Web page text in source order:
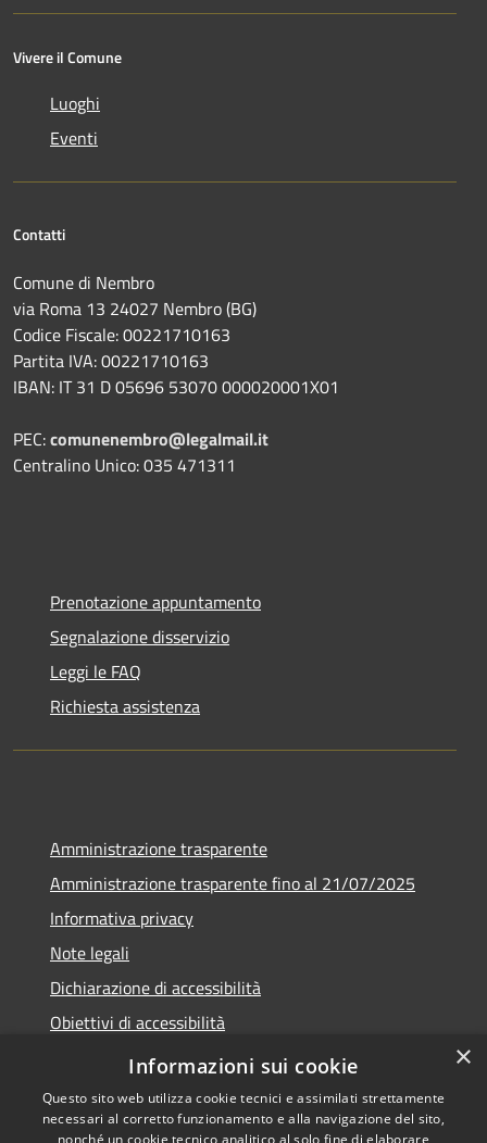
Vivere il Comune
Luoghi
Eventi
Contatti
Comune di Nembro
via Roma 13 24027 Nembro (BG)
Codice Fiscale: 00221710163
Partita IVA: 00221710163
IBAN: IT 31 D 05696 53070 000020001X01
PEC:comunenembro@legalmail.it
Centralino Unico: 035 471311
Prenotazione appuntamento
Segnalazione disservizio
Leggi le FAQ
Richiesta assistenza
Amministrazione trasparente
Amministrazione trasparente fino al 21/07/2025
Informativa privacy
Note legali
Dichiarazione di accessibilità
Obiettivi di accessibilità
Piano di miglioramento
×
Informazioni sui cookie
Questo sito web utilizza cookie tecnici e assimilati strettamente
necessari al corretto funzionamento e alla navigazione del sito,
nonché un cookie tecnico analitico al solo fine di elaborare